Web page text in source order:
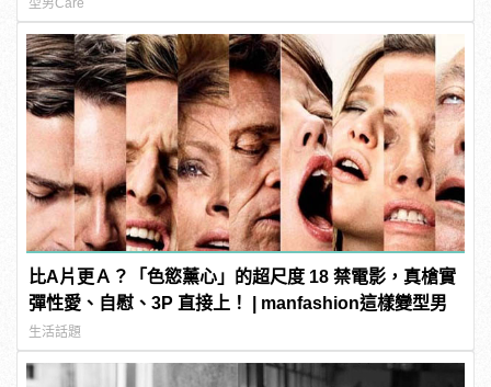
型男Care
比A片更Ａ？「色慾薰心」的超尺度 18 禁電影，真槍實
彈性愛、自慰、3P 直接上！ | manfashion這樣變型男
生活話題